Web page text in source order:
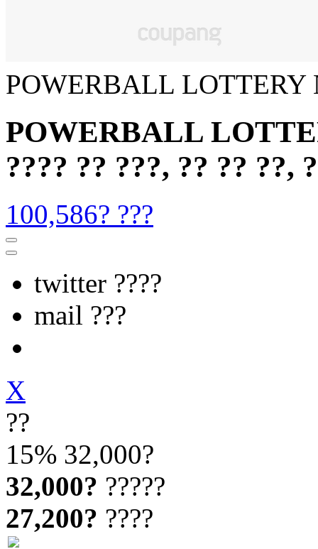
POWERBALL LOTTERY
POWERBALL
???? ?? ???, ?? ?? ??,
100,586? ???
twitter ????
mail ???
X
??
15% 32,000?
32,000? ?????
27,200? ????